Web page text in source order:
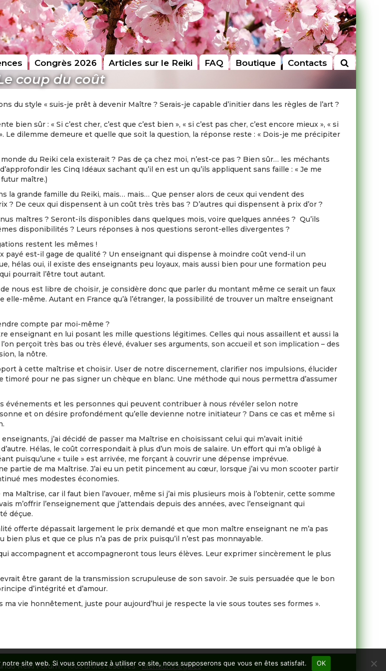
Congrès 2026 Articles sur le Reiki FAQ Boutique Contacts
coup du coût
du style « suis-je prêt à devenir Maître ? Serais-je capable d’initier dans les règles de l’art ?
sûr : « Si c’est cher, c’est que c’est bien », « si c’est pas cher, c’est encore mieux », « si
Le dilemme demeure et quelle que soit la question, la réponse reste : « Dois-je me précipiter
du Reiki cela existerait ? Pas de ça chez moi, n’est-ce pas ? Bien sûr… les méchants
les Cinq Idéaux sachant qu’il en est un qu’ils appliquent sans faille : « Je me
maître.)
la grande famille du Reiki, mais… mais… Que penser alors de ceux qui vendent des
? De ceux qui dispensent à un coût très très bas ? D’autres qui dispensent à prix d’or ?
maîtres ? Seront-ils disponibles dans quelques mois, voire quelques années ? Qu’ils
disponibilités ? Leurs réponses à nos questions seront-elles divergentes ?
restent les mêmes !
est-il gage de qualité ? Un enseignant qui dispense à moindre coût vend-il un
hélas oui, il existe des enseignants peu loyaux, mais aussi bien pour une formation peu
pourrait l’être tout autant.
nous est libre de choisir, je considère donc que parler du montant même ce serait un faux
même. Autant en France qu’à l’étranger, la possibilité de trouver un maître enseignant
compte par moi-même ?
enseignant en lui posant les mille questions légitimes. Celles qui nous assaillent et aussi la
perçoit très bas ou très élevé, évaluer ses arguments, son accueil et son implication – des
la nôtre.
à cette maîtrise et choisir. User de notre discernement, clarifier nos impulsions, élucider
pour ne pas signer un chèque en blanc. Une méthode qui nous permettra d’assumer
événements et les personnes qui peuvent contribuer à nous révéler selon notre
et on désire profondément qu’elle devienne notre initiateur ? Dans ce cas et même si
j’ai décidé de passer ma Maîtrise en choisissant celui qui m’avait initié
Hélas, le coût correspondait à plus d’un mois de salaire. Un effort qui m’a obligé à
puisqu’une « tuile » est arrivée, me forçant à couvrir une dépense imprévue.
partie de ma Maîtrise. J’ai eu un petit pincement au cœur, lorsque j’ai vu mon scooter partir
mes modestes économies.
Maîtrise, car il faut bien l’avouer, même si j’ai mis plusieurs mois à l’obtenir, cette somme
m’offrir l’enseignement que j’attendais depuis des années, avec l’enseignant qui
déçue.
offerte dépassait largement le prix demandé et que mon maître enseignant ne m’a pas
plus et que ce plus n’a pas de prix puisqu’il n’est pas monnayable.
accompagnent et accompagneront tous leurs élèves. Leur exprimer sincèrement le plus
être garant de la transmission scrupuleuse de son savoir. Je suis persuadée que le bon
d’intégrité et d’amour.
ma vie honnêtement, juste pour aujourd’hui je respecte la vie sous toutes ses formes ».
Reiki Forum - Tous droits réservés -Mentions légales
site web. Si vous continuez à utiliser ce site, nous supposerons que vous en êtes satisfait. OK